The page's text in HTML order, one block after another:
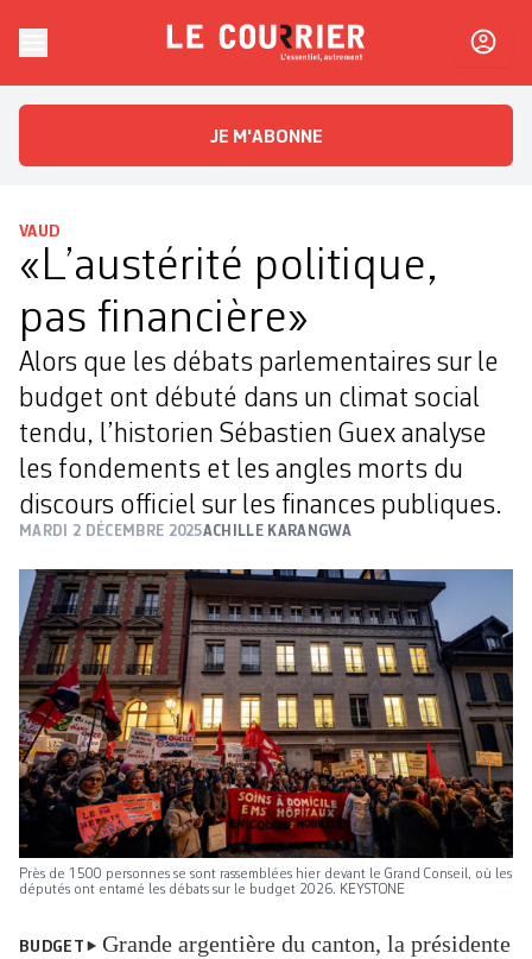
Le CourrierL'essentiel, autrement
JE M'ABONNE
VAUD
«L’austérité politique,
pas financière»
Alors que les débats parlementaires sur le
budget ont débuté dans un climat social
tendu, l’historien Sébastien Guex analyse
les fondements et les angles morts du
discours officiel sur les finances publiques.
MARDI 2 DÉCEMBRE 2025ACHILLE KARANGWA
Près de 1500 personnes se sont rassemblées hier devant le Grand Conseil, où les
députés ont entamé les débats sur le budget 2026. KEYSTONE
BUDGET
Grande argentière du canton, la présidente